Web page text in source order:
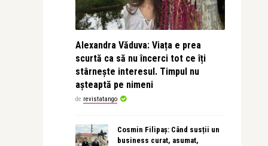
Alexandra Văduva: Viața e prea
scurtă ca să nu încerci tot ce îți
stârnește interesul. Timpul nu
așteaptă pe nimeni
de revistatango
Cosmin Filipaș: Când susții un
business curat, asumat,